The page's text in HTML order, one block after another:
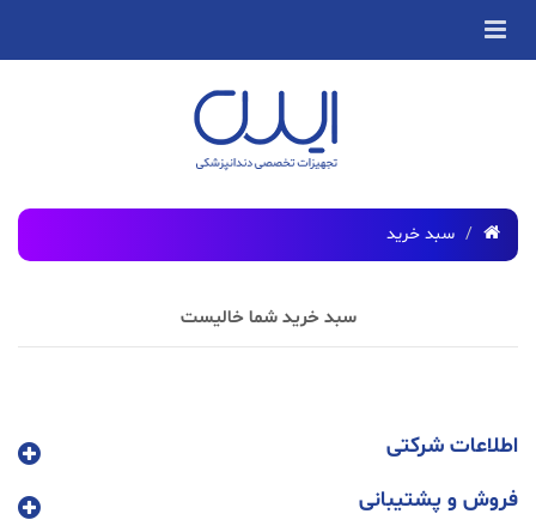
سبد خرید
سبد خرید شما خالیست
اطلاعات شرکتی
فروش و پشتیبانی